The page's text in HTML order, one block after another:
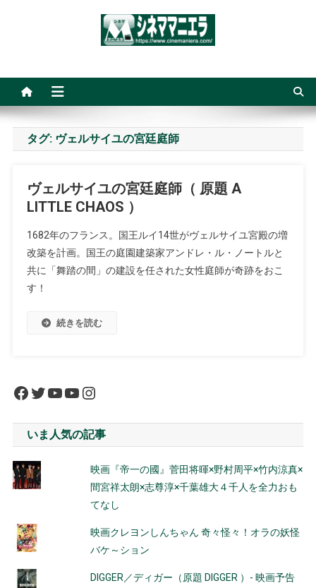
タグ: ヴェルサイユの宮廷庭師
ヴェルサイユの宮廷庭師（ 原題 A
LITTLE CHAOS ）
1682年のフランス。国王ルイ14世がヴェルサイユ宮殿の増
改築を計画。国王の庭園建築家アンドレ・ル・ノートルと
共に「舞踏の間」の建設を任された女性庭師が奇跡をおこ
す！
続きを読む
Facebook
Twitter
YouTube
YouTube
Instagram
いま人気の記事
映画『帝一の國』菅田将暉×野村周平×竹内涼真×
間宮祥太朗×志尊淳×千葉雄大４千人を全力おも
てなし
映画クレヨンしんちゃん 奇々怪々！オラの妖怪
バケ～ション
DIGGER／ディガー（原題 DIGGER ）- 映画予告